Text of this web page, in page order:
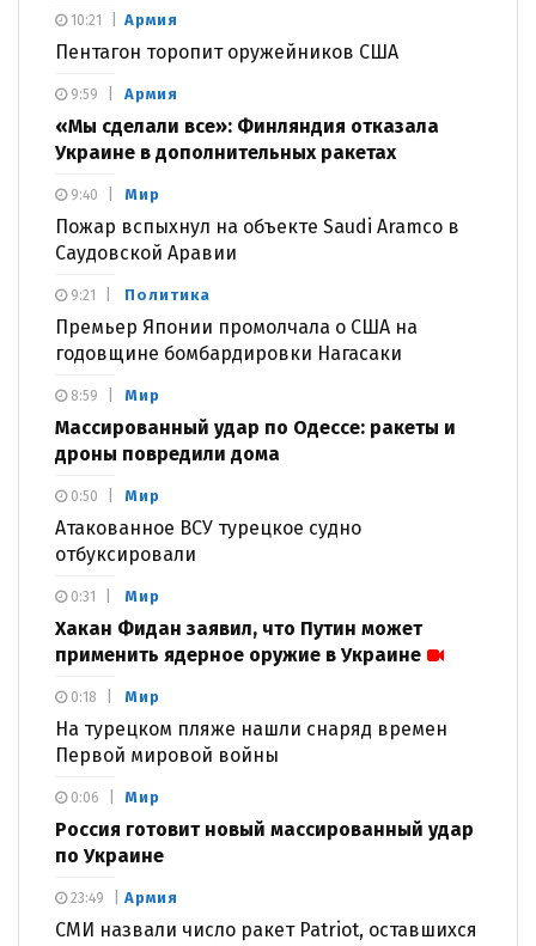
Армия
Пентагон торопит оружейников США
10:21
Армия
«Мы сделали все»: Финляндия отказала
Украине в дополнительных ракетах
9:59
Мир
Пожар вспыхнул на объекте Saudi Aramco в
Саудовской Аравии
9:40
Политика
Премьер Японии промолчала о США на
годовщине бомбардировки Нагасаки
9:21
Мир
Массированный удар по Одессе: ракеты и
дроны повредили дома
8:59
Мир
Атакованное ВСУ турецкое судно
отбуксировали
0:50
Мир
Хакан Фидан заявил, что Путин может
применить ядерное оружие в Украине
0:31
Мир
На турецком пляже нашли снаряд времен
Первой мировой войны
0:18
Мир
Россия готовит новый массированный удар
по Украине
0:06
Армия
СМИ назвали число ракет Patriot, оставшихся
23:49